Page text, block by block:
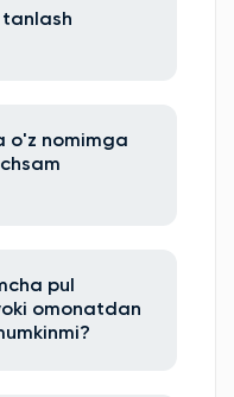
tanlash
o'z nomimga
pul
omonatdan